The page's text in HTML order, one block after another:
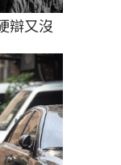
辯又沒